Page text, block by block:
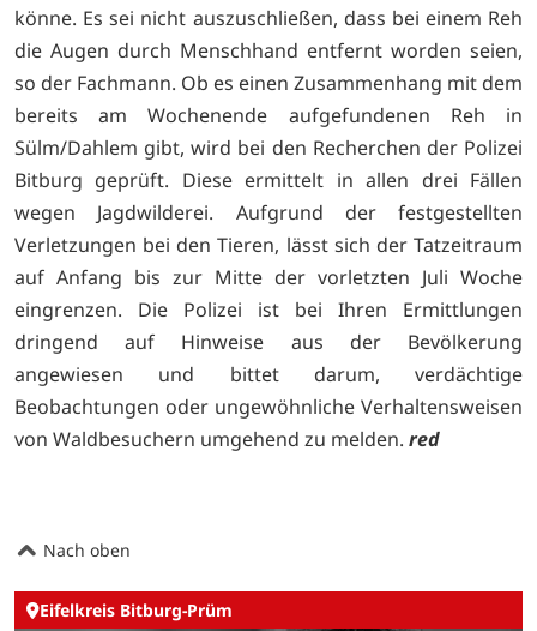
könne. Es sei nicht auszuschließen, dass bei einem Reh
die Augen durch Menschhand entfernt worden seien,
so der Fachmann. Ob es einen Zusammenhang mit dem
bereits am Wochenende aufgefundenen Reh in
Sülm/Dahlem gibt, wird bei den Recherchen der Polizei
Bitburg geprüft. Diese ermittelt in allen drei Fällen
wegen Jagdwilderei. Aufgrund der festgestellten
Verletzungen bei den Tieren, lässt sich der Tatzeitraum
auf Anfang bis zur Mitte der vorletzten Juli Woche
eingrenzen. Die Polizei ist bei Ihren Ermittlungen
dringend auf Hinweise aus der Bevölkerung
angewiesen und bittet darum, verdächtige
Beobachtungen oder ungewöhnliche Verhaltensweisen
von Waldbesuchern umgehend zu melden. red
Nach oben
Eifelkreis Bitburg-Prüm